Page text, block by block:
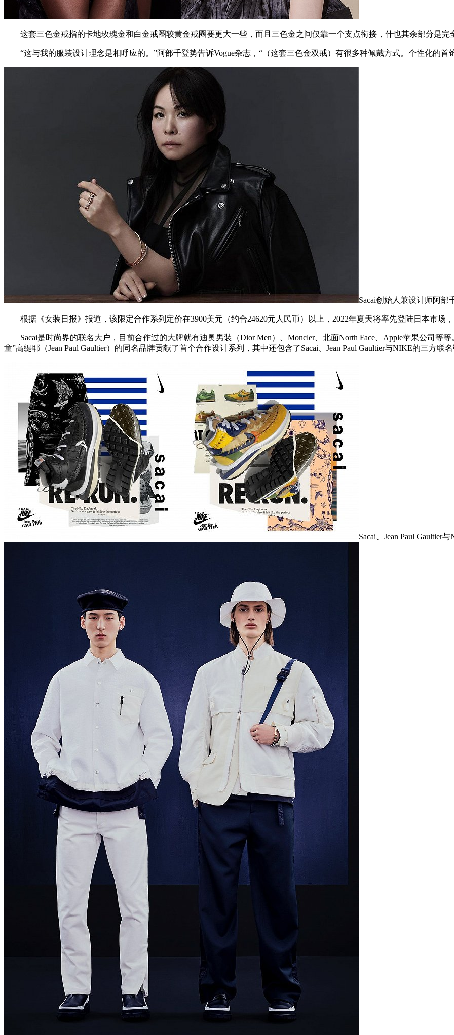
这套三色金戒指的卡地玫瑰金和白金戒圈较黄金戒圈要更大一些，而且三色金之间仅靠一个支点衔接，什也其余部分是完
“这与我的服装设计理念是相呼应的。”阿部千登势告诉Vogue杂志，“（这套三色金双戒）有很多种佩戴方式。个性化的首
Sacai创始人兼设计师阿部
根据《女装日报》报道，该限定合作系列定价在3900美元（约合24620元人民币）以上，2022年夏天将率先登陆日本市场
Sacai是时尚界的联名大户，目前合作过的大牌就有迪奥男装（Dior Men）、Moncler、北面North Face、Apple苹果公司等
童”高缇耶（Jean Paul Gaultier）的同名品牌贡献了首个合作设计系列，其中还包含了Sacai、Jean Paul Gaultier与NIKE的三方联名
Sacai、Jean Paul Gaultier